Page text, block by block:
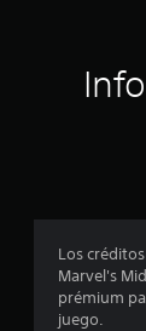
Los
Marvel's
prémium
juego.